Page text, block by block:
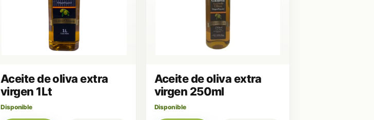
Aceite de oliva extra
virgen 1Lt
Disponible
Aceite de oliva extra
virgen 250ml
Disponible